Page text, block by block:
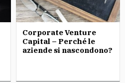
Corporate Venture
Capital – Perché le
aziende si nascondono?